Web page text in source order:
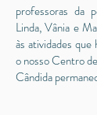
professoras da
Linda, Vânia e
às atividades
o nosso Centro
Cândida